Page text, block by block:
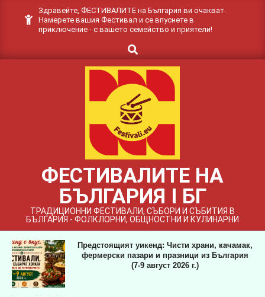
Здравейте, ФЕСТИВАЛИТЕ на България ви очакват.
Намерете вашия Фестивал и се впуснете в
приключение - с вашето семейство и приятели!
Search
ФЕСТИВАЛИТЕ НА
БЪЛГАРИЯ I БГ
ТРАДИЦИОННИ ФЕСТИВАЛИ, СЪБОРИ И СЪБИТИЯ В
БЪЛГАРИЯ - ФОЛКЛОРНИ, ОБЩНОСТНИ И КУЛИНАРНИ
Предстоящият уикенд: Чисти храни, качамак,
фермерски пазари и празници из България
(7-9 август 2026 г.)